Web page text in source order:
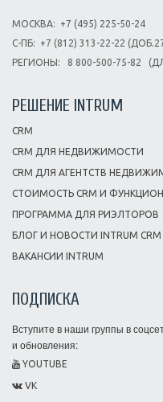
МОСКВА:
+7 (495) 225-50-24
С-ПБ:
+7 (812) 313-22-22
РЕГИОНЫ:
8 800-500-75-82
РЕШЕНИЕ INTRUM
CRM
CRM ДЛЯ НЕДВИЖИМОСТИ
CRM ДЛЯ АГЕНТСТВ
СТОИМОСТЬ CRM И
ПРОГРАММА ДЛЯ РИЭЛТОРОВ
БЛОГ И НОВОСТИ INTRUM CRM
ВАКАНСИИ INTRUM
ПОДПИСКА
Вступите в наши группы в
и обновления:
YOUTUBE
VK